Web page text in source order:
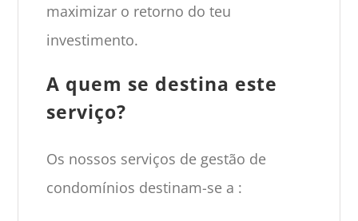
maximizar o retorno do teu
investimento.
A quem se destina este
serviço?
Os nossos serviços de gestão de
condomínios destinam-se a :